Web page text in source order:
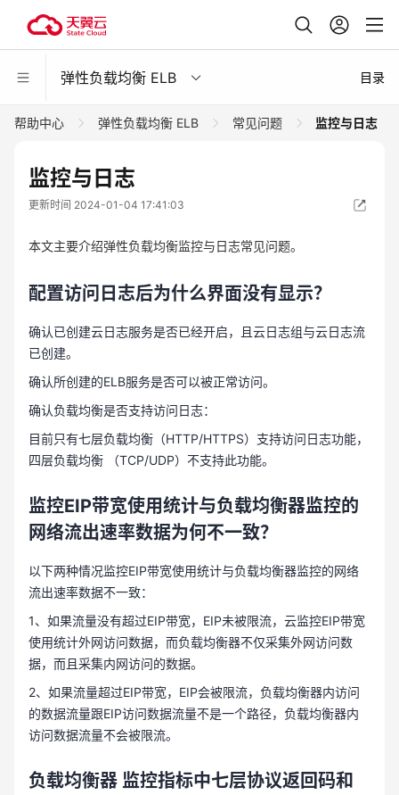
弹性负载均衡 ELB 目录
帮助中心 弹性负载均衡 ELB 常见问题 监控与日志
监控与日志
更新时间 2024-01-04 17:41:03
本文主要介绍弹性负载均衡监控与日志常见问题。
配置访问日志后为什么界面没有显示？
确认已创建云日志服务是否已经开启，且云日志组与云日志流
已创建。
确认所创建的ELB服务是否可以被正常访问。
确认负载均衡是否支持访问日志：
目前只有七层负载均衡（HTTP/HTTPS）支持访问日志功能，
四层负载均衡 （TCP/UDP）不支持此功能。
监控EIP带宽使用统计与负载均衡器监控的
网络流出速率数据为何不一致？
以下两种情况监控EIP带宽使用统计与负载均衡器监控的网络
流出速率数据不一致：
1、如果流量没有超过EIP带宽，EIP未被限流，云监控EIP带宽
使用统计外网访问数据，而负载均衡器不仅采集外网访问数
据，而且采集内网访问的数据。
2、如果流量超过EIP带宽，EIP会被限流，负载均衡器内访问
的数据流量跟EIP访问数据流量不是一个路径，负载均衡器内
访问数据流量不会被限流。
负载均衡器 监控指标中七层协议返回码和